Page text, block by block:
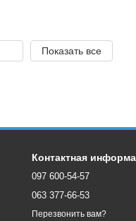
Показать все
Контактная
097 600-54-57
063 377-66-53
Перезвонить вам?